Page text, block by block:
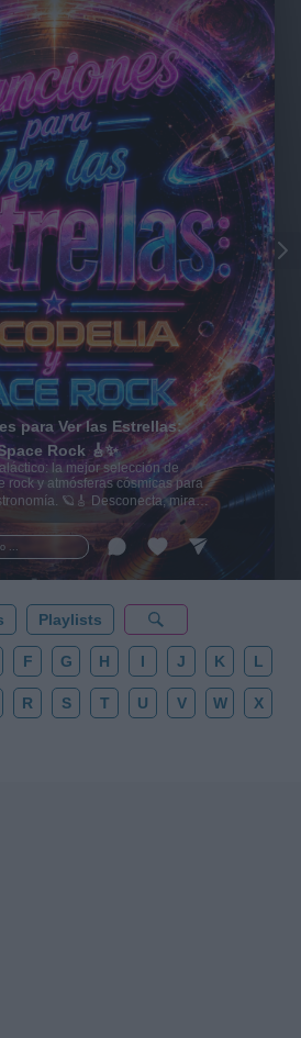
...
para Ver las Estrellas:
Rock 🎸✨
la mejor selección de
rock y atmósferas cósmicas para
🪐🎸 Desconecta, mira
la gravedad cero. 💾 ¡Guarda
tu próxima noche estrellada!
Playlists
F G H I J K L
R S T U V W X